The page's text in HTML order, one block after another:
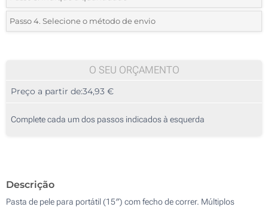
Gravação a quente (Na frente)
*Quantidade mínima:5
10
25
Outra :
Passo 4. Selecione o método de envio
O SEU ORÇAMENTO
Preço a partir de:34,93 €
Complete cada um dos passos indicados à esquerda
Descrição
Pasta de pele para portátil (15″) com fecho de correr. Múltiplos